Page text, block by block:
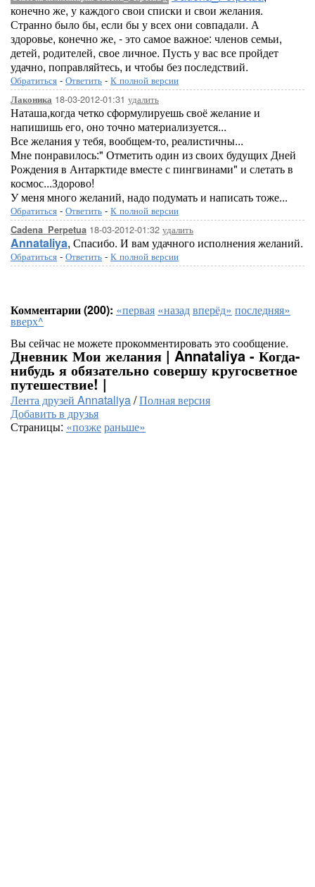
конечно же, у каждого свои списки и свои желания.
Странно было бы, если бы у всех они совпадали. А
здоровье, конечно же, - это самое важное: членов семьи,
детей, родителей, свое личное. Пусть у вас все пройдет
удачно, поправляйтесь, и чтобы без последствий.
Обратиться - Ответить - К полной версии
Лаконика 18-03-2012-01:31 удалить
Наташа,когда четко сформулируешь своё желание и
напишишь его, оно точно материализуется...
Все желания у тебя, вообщем-то, реалистичны...
Мне понравилось:" Отметить один из своих будущих Дней
Рождения в Антарктиде вместе с пингвинами" и слетать в
космос...Здорово!
У меня много желаний, надо подумать и написать тоже...
Обратиться - Ответить - К полной версии
Cadena_Perpetua 18-03-2012-01:32 удалить
Annataliya, Спасибо. И вам удачного исполнения желаний.
Обратиться - Ответить - К полной версии
Комментарии (200): «первая «назадвперёд» последняя»
вверх^
Вы сейчас не можете прокомментировать это сообщение.
Дневник Мои желания | Annataliya - Когда-
нибудь я обязательно совершу кругосветное
путешествие! |
Лента друзей Annataliya/Полная версия
Добавить в друзья
Страницы: «позжераньше»